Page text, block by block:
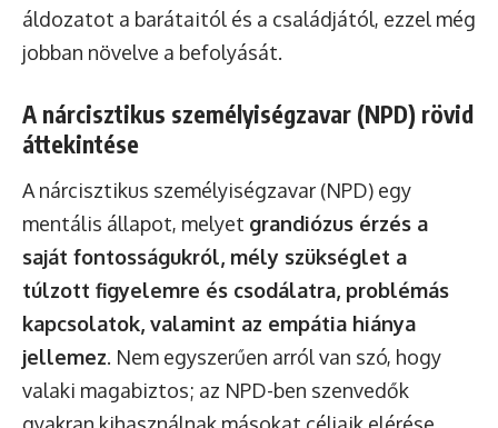
áldozatot a barátaitól és a családjától, ezzel még
jobban növelve a befolyását.
A nárcisztikus személyiségzavar (NPD) rövid
áttekintése
A nárcisztikus személyiségzavar (NPD) egy
mentális állapot, melyet grandiózus érzés a
saját fontosságukról, mély szükséglet a
túlzott figyelemre és csodálatra, problémás
kapcsolatok, valamint az empátia hiánya
jellemez. Nem egyszerűen arról van szó, hogy
valaki magabiztos; az NPD-ben szenvedők